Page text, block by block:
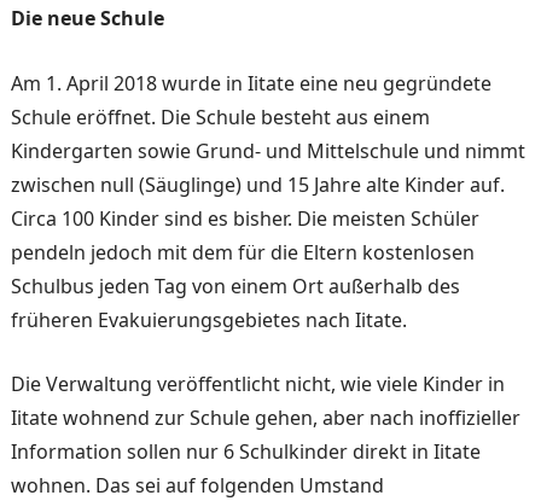
Die neue Schule
Am 1. April 2018 wurde in Iitate eine neu gegründete
Schule eröffnet. Die Schule besteht aus einem
Kindergar­ten sowie Grund- und Mittel­schule und nimmt
zwischen null (Säuglinge) und 15 Jahre alte Kinder auf.
Circa 100 Kinder sind es bisher. Die meisten Schüler
pendeln je­doch mit dem für die Eltern kostenlosen
Schulbus jeden Tag von einem Ort außerhalb des
früheren Evakuierungsge­bietes nach Iitate.
Die Verwaltung veröffentlicht nicht, wie viele Kinder in
Iita­te wohnend zur Schule gehen, aber nach inoffizieller
Infor­mation sollen nur 6 Schulkin­der direkt in Iitate
wohnen. Das sei auf folgenden Um­stand